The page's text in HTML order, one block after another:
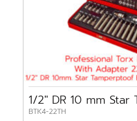
BTK4-22TH